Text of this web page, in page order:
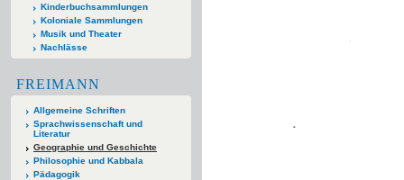
Kinderbuchsammlungen
Koloniale Sammlungen
Musik und Theater
Nachlässe
FREIMANN
Allgemeine Schriften
Sprachwissenschaft und
Literatur
Geographie und Geschichte
Philosophie und Kabbala
Pädagogik